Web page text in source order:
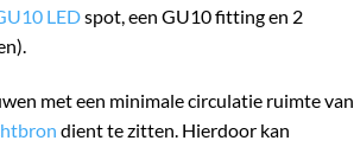
LEDspot, een GU10 fitting en 2
met een minimale circulatie ruimte van
dient te zitten. Hierdoor kan